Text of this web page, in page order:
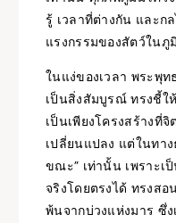
รู้ เวลาที่ต่างกัน และก
แรงกรรมของสัตว์ในภู
ในแง่ของเวลา พระพุ
เป็นสิ่งสัมบูรณ์ ทรงชี้ใ
เป็นเพียงโครงสร้างที่
เปลี่ยนแปลง แต่ในทาง
ขณะ” เท่านั้น เพราะ
จริงโดยตรงได้ ทรงส
พ้นจากบ่วงแห่งมาร ซึ่